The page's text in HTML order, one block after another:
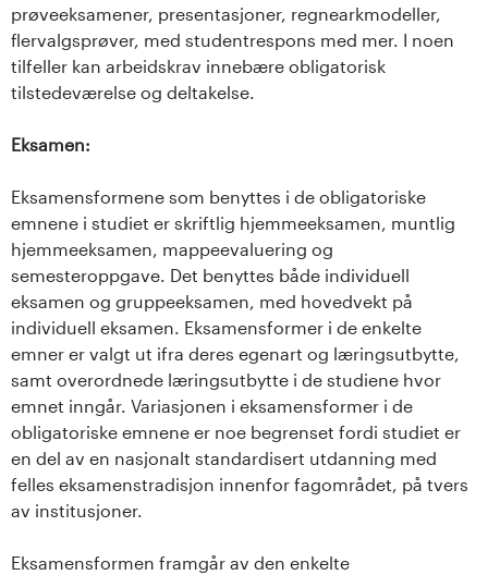
prøveeksamener, presentasjoner, regnearkmodeller,
flervalgsprøver, med studentrespons med mer. I noen
tilfeller kan arbeidskrav innebære obligatorisk
tilstedeværelse og deltakelse.
Eksamen:
Eksamensformene som benyttes i de obligatoriske
emnene i studiet er skriftlig hjemmeeksamen, muntlig
hjemmeeksamen, mappeevaluering og
semesteroppgave. Det benyttes både individuell
eksamen og gruppeeksamen, med hovedvekt på
individuell eksamen. Eksamensformer i de enkelte
emner er valgt ut ifra deres egenart og læringsutbytte,
samt overordnede læringsutbytte i de studiene hvor
emnet inngår. Variasjonen i eksamensformer i de
obligatoriske emnene er noe begrenset fordi studiet er
en del av en nasjonalt standardisert utdanning med
felles eksamenstradisjon innenfor fagområdet, på tvers
av institusjoner.
Eksamensformen framgår av den enkelte